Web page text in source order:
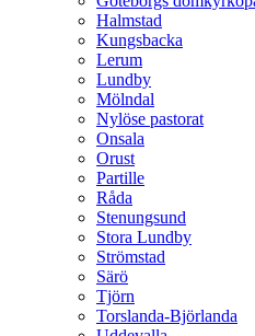
Halmstad
Kungsbacka
Lerum
Lundby
Mölndal
Nylöse pastorat
Onsala
Orust
Partille
Råda
Stenungsund
Stora Lundby
Strömstad
Särö
Tjörn
Torslanda-Björlanda